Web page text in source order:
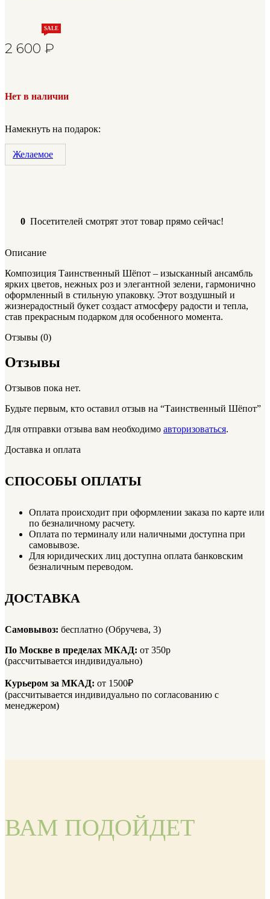
2 600 ₽
Нет в наличии
Намекнуть на подарок:
Желаемое
0 Посетителей смотрят этот товар прямо сейчас!
Описание
Композиция Таинственный Шёпот – изысканный ансамбль
ярких цветов, нежных роз и элегантной зелени, гармонично
оформленный в стильную упаковку. Этот воздушный и
жизнерадостный букет создаст атмосферу радости и тепла,
став прекрасным подарком для особенного момента.
Отзывы (0)
Отзывы
Отзывов пока нет.
Будьте первым, кто оставил отзыв на “Таинственный Шёпот”
Для отправки отзыва вам необходимо авторизоваться.
Доставка и оплата
СПОСОБЫ ОПЛАТЫ
Оплата происходит при оформлении заказа по карте или
по безналичному расчету.
Оплата по терминалу или наличными доступна при
самовывозе.
Для юридических лиц доступна оплата банковским
безналичным переводом.
ДОСТАВКА
Самовывоз: бесплатно (Обручева, 3)
По Москве в пределах МКАД: от 350р
(рассчитывается индивидуально)
Курьером за МКАД: от 1500₽
(рассчитывается индивидуально по согласованию с
менеджером)
ВАМ ПОДОЙДЕТ
SALE